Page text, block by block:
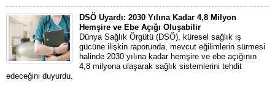
DSÖ Uyardı: 2030 Yılına Kadar 4,8 Milyon
Hemşire ve Ebe Açığı Oluşabilir
Dünya Sağlık Örgütü (DSÖ), küresel sağlık iş
gücüne ilişkin raporunda, mevcut eğilimlerin sürmesi
halinde 2030 yılına kadar hemşire ve ebe açığının
4,8 milyona ulaşarak sağlık sistemlerini tehdit
edeceğini duyurdu.